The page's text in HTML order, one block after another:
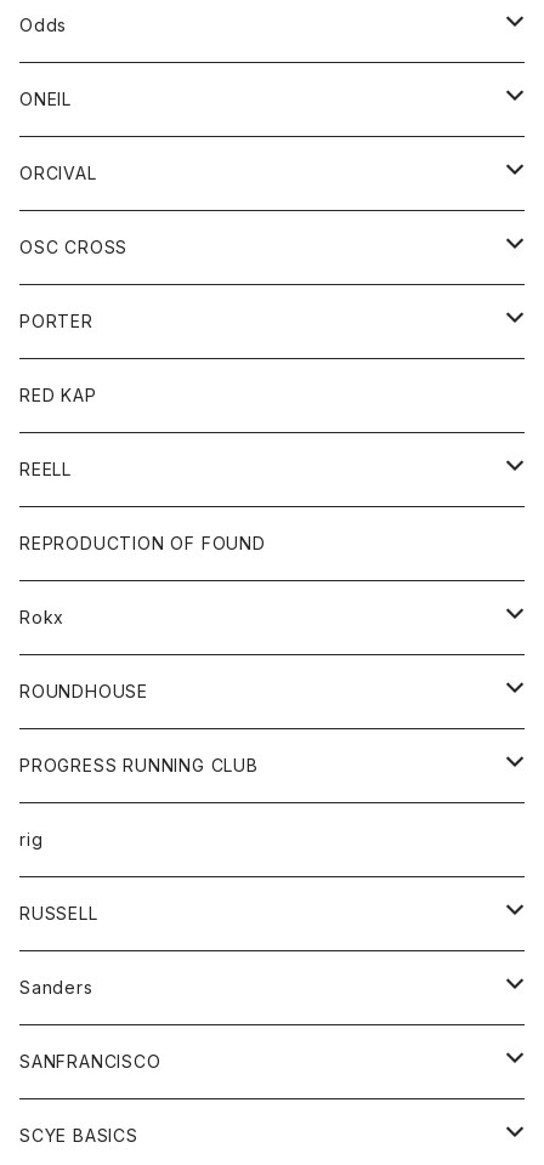
シャツ
ショートパンツ
パンツ
レディース
シャツ
Tシャツ
ストール/マフラー
シャツ
シャツジャケット
ロングスリーブＴシャツ
ボトム
ショートパンツ
ジーンズ
スエット
ボトム
ショートパンツ
パンツ
レディース
ボトム
Odds
帽子
ONEIL
スカート
ORCIVAL
アウター
コート
ジャケット
アクセサリー
バッグ
キッズ
Tシャツ
帽子
グッズ
靴
バック
トップス
カットソー
カーディガン
ニット
ベスト
ボトムス
ショートパンツ
パンツ
レディース
カットソー
コート
OSC CROSS
ダウンジャケット
PORTER
カードホルダー
キーホルダー
財布
バック
RED KAP
REELL
パンツ
ショートパンツ
REPRODUCTION OF FOUND
Rokx
ボトム
ROUNDHOUSE
エプロン
キッズ
オーバーオール
ボトム
ペインターパンツ
PROGRESS RUNNING CLUB
トップス
Tシャツ
グッズ
帽子
rig
RUSSELL
アウター
コート
パーカー
スカート
Tシャツ
Sanders
グッズ
靴
SANFRANCISCO
アウター
SCYE BASICS